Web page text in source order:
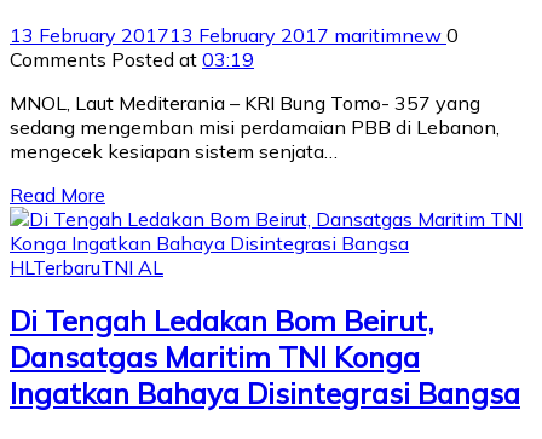
13 February 201713 February 2017 maritimnew 0
Comments Posted at 03:19
MNOL, Laut Mediterania – KRI Bung Tomo- 357 yang
sedang mengemban misi perdamaian PBB di Lebanon,
mengecek kesiapan sistem senjata…
Read More
HL TerbaruTNI AL
Di Tengah Ledakan Bom Beirut,
Dansatgas Maritim TNI Konga
Ingatkan Bahaya Disintegrasi Bangsa